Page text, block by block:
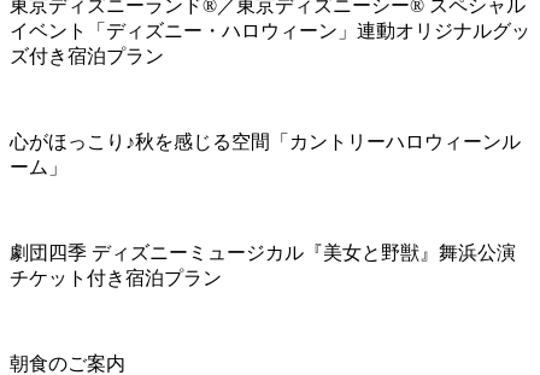
東京ディズニーランド®／東京ディズニーシー® スペシャル
イベント「ディズニー・ハロウィーン」連動オリジナルグッ
ズ付き宿泊プラン
心がほっこり♪秋を感じる空間「カントリーハロウィーンル
ーム」
劇団四季 ディズニーミュージカル『美女と野獣』舞浜公演
チケット付き宿泊プラン
朝食のご案内